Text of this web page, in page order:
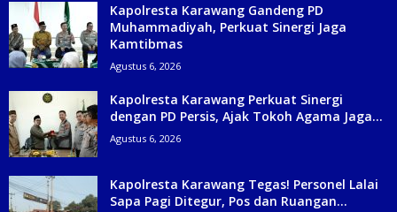
Kapolresta Karawang Gandeng PD
Muhammadiyah, Perkuat Sinergi Jaga
Kamtibmas
Agustus 6, 2026
Kapolresta Karawang Perkuat Sinergi
dengan PD Persis, Ajak Tokoh Agama Jaga...
Agustus 6, 2026
Kapolresta Karawang Tegas! Personel Lalai
Sapa Pagi Ditegur, Pos dan Ruangan...